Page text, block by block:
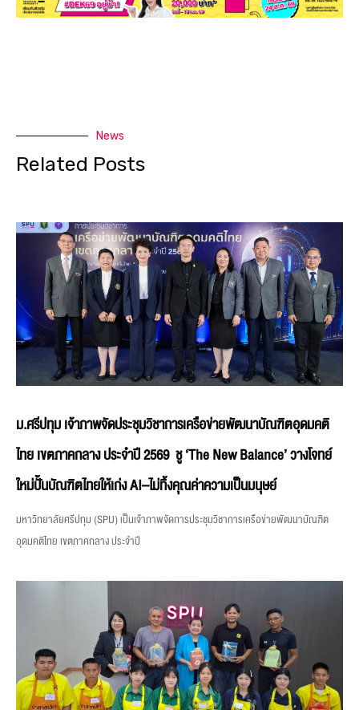
News
Related Posts
ม.ศรีปทุม เจ้าภาพจัดประชุมวิชาการเครือข่ายพัฒนาบัณฑิตอุดมคติ
ไทย เขตภาคกลาง ประจำปี 2569 ชู ‘The New Balance’ วางโจทย์
ใหม่ปั้นบัณฑิตไทยให้เก่ง AI–ไม่ทิ้งคุณค่าความเป็นมนุษย์
มหาวิทยาลัยศรีปทุม (SPU) เป็นเจ้าภาพจัดการประชุมวิชาการเครือข่ายพัฒนาบัณฑิต
อุดมคติไทย เขตภาคกลาง ประจำปี